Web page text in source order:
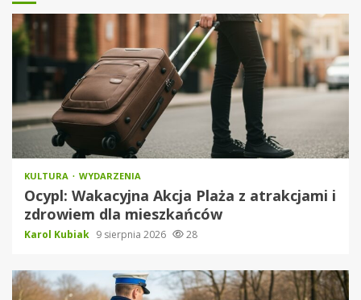
KULTURA WYDARZENIA
Ocypl: Wakacyjna Akcja Plaża z atrakcjami i
zdrowiem dla mieszkańców
Karol Kubiak 9 sierpnia 2026 28